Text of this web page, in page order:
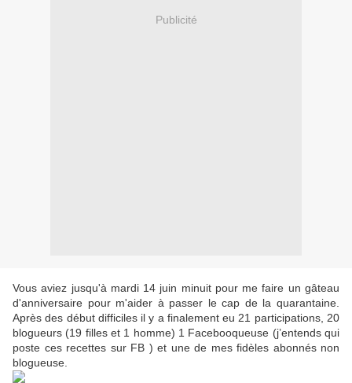
Publicité
Vous aviez jusqu'à mardi 14 juin minuit pour me faire un gâteau
d'anniversaire pour m'aider à passer le cap de la quarantaine.
Après des début difficiles il y a finalement eu 21 participations, 20
blogueurs (19 filles et 1 homme) 1 Facebooqueuse (j’entends qui
poste ces recettes sur FB ) et une de mes fidèles abonnés non
blogueuse.